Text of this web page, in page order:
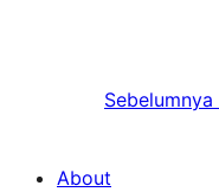
Sebelumnya
About